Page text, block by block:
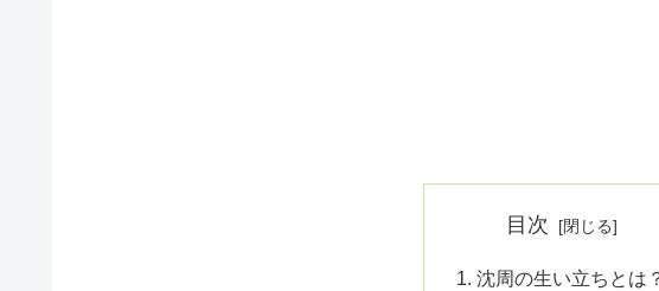
目次
沈周の生い立ちとは